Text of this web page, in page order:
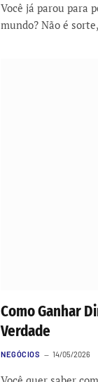
Você já parou para
mundo? Não é
Como Ganhar
Verdade
NEGÓCIOS 14/05/2026